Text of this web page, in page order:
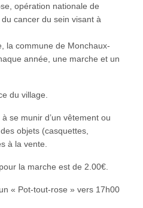
opération nationale de
cancer du sein visant à
la commune de Monchaux-
année, une marche et un
du village.
se munir d’un vêtement ou
objets (casquettes,
à la vente.
la marche est de 2.00€.
« Pot-tout-rose » vers 17h00